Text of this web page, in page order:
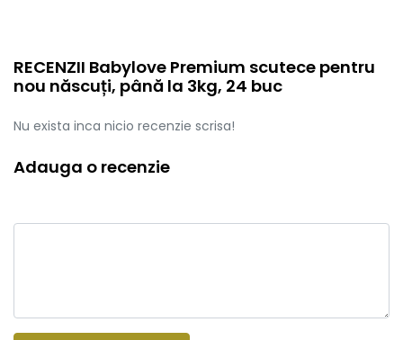
RECENZII Babylove Premium scutece pentru
nou născuți, până la 3kg, 24 buc
Nu exista inca nicio recenzie scrisa!
Adauga o recenzie